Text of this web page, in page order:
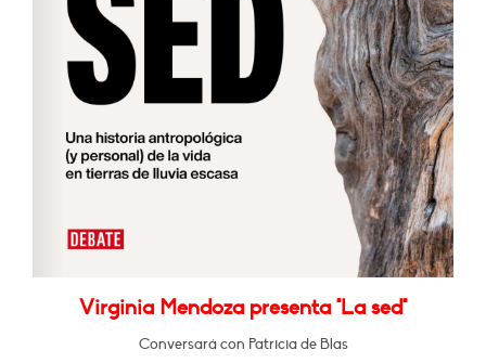
Virginia Mendoza presenta "La sed"
Conversará con Patricia de Blas